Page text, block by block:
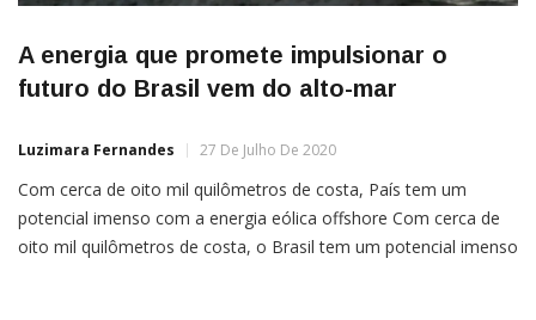
A energia que promete impulsionar o
futuro do Brasil vem do alto-mar
Luzimara Fernandes 27 De Julho De 2020
Com cerca de oito mil quilômetros de costa, País tem um
potencial imenso com a energia eólica offshore Com cerca de
oito mil quilômetros de costa, o Brasil tem um potencial imenso